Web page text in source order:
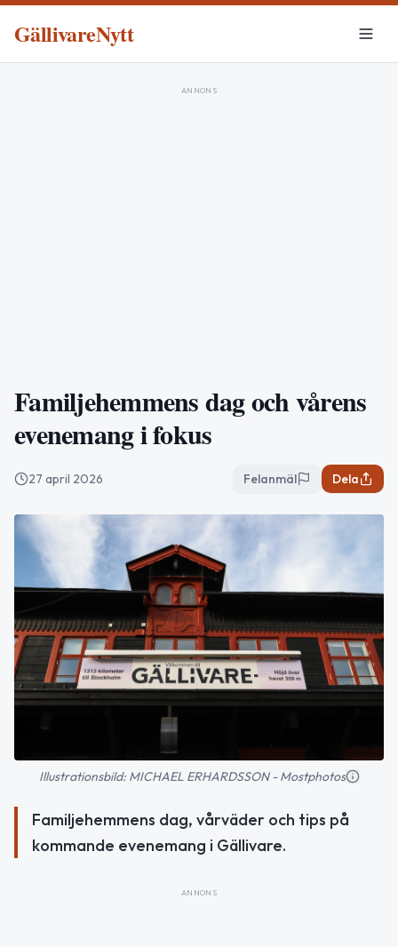
GällivareNytt
ANNONS
Familjehemmens dag och vårens
evenemang i fokus
27 april 2026 Felanmäl Dela
Illustrationsbild: MICHAEL ERHARDSSON - Mostphotos
Familjehemmens dag, vårväder och tips på
kommande evenemang i Gällivare.
ANNONS